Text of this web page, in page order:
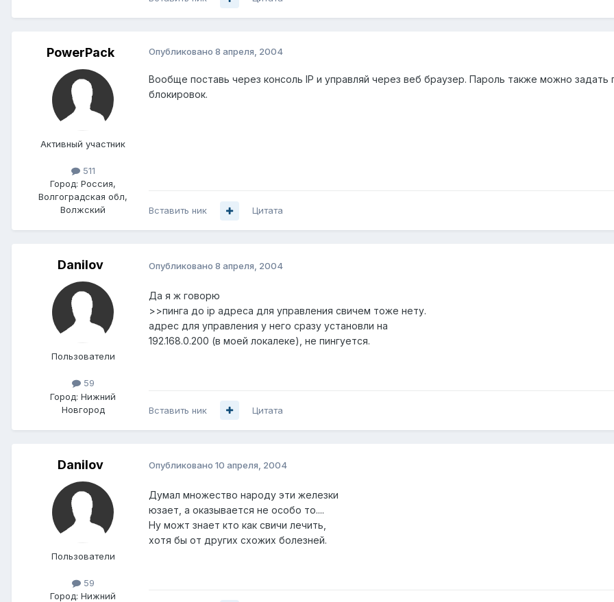
PowerPack
Активный участник
511
Город: Россия,
Волгоградская обл,
Волжский
Опубликовано 8 апреля, 2004
Вообще поставь через консоль IP и управляй через веб браузер. Пароль также можно
блокировок.
Вставить ник Цитата
Danilov
Пользователи
59
Город: Нижний
Новгород
Опубликовано 8 апреля, 2004
Да я ж говорю
>>пинга до ip адреса для управления свичем тоже нету.
адрес для управления у него сразу установли на
192.168.0.200 (в моей локалеке), не пингуется.
Вставить ник Цитата
Danilov
Пользователи
59
Город: Нижний
Опубликовано 10 апреля, 2004
Думал множество народу эти железки
юзает, а оказывается не особо то....
Ну можт знает кто как свичи лечить,
хотя бы от других схожих болезней.